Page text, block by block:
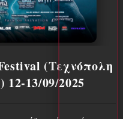
(Τεχνόπολη
13/09/2025